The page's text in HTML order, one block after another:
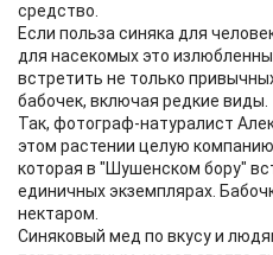
средство.
Если польза синяка для
для насекомых это
встретить не только
бабочек, включая редкие виды.
Так, фотограф-натуралист
этом растении целую
которая в "Шушенском бору"
единичных экземплярах.
нектаром.
Синяковый мед по вкусу и